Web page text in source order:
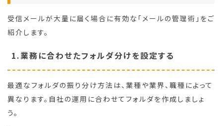
受信メールが大量に届く場合に有効な「メールの管理術」をご
紹介します。
1.業務に合わせたフォルダ分けを設定する
最適なフォルダの振り分け方法は、業種や業界、職種によって
異なります。自社の運用に合わせてフォルダを作成しましょ
う。